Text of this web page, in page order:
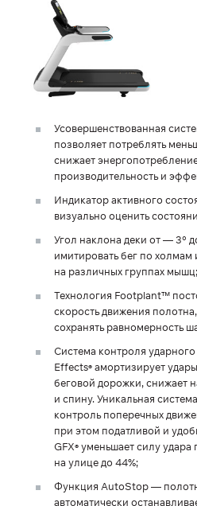
Усовершенствованная
позволяет потреблять
снижает
производительность и
Индикатор активного
визуально оценить
Угол наклона деки от — 3°
имитировать бег по холмам
на различных группах мышц;
Технология Footplant™
скорость движения
сохранять равномерность
Система контроля
Effects® амортизирует
беговой дорожки, снижает
и спину. Уникальная
контроль поперечных
при этом податливой и
GFX® уменьшает силу
на улице до 44%;
Функция AutoStop —
автоматически